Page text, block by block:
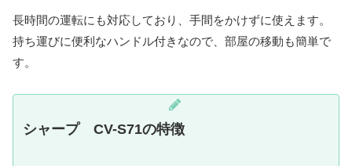
長時間の運転にも対応しており、手間をかけずに使えます。
持ち運びに便利なハンドル付きなので、部屋の移動も簡単で
す。
シャープ CV-S71の特徴